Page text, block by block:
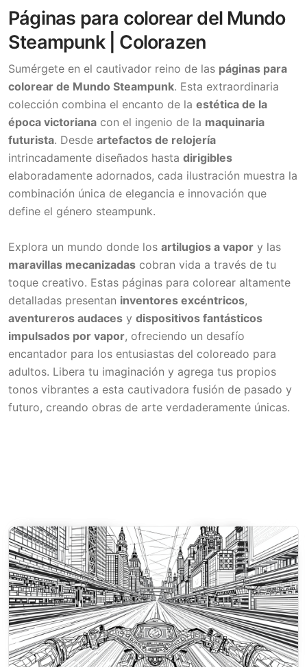
Páginas para colorear del Mundo
Steampunk | Colorazen
Sumérgete en el cautivador reino de las páginas para
colorear de Mundo Steampunk. Esta extraordinaria
colección combina el encanto de la estética de la
época victoriana con el ingenio de la maquinaria
futurista. Desde artefactos de relojería
intrincadamente diseñados hasta dirigibles
elaboradamente adornados, cada ilustración muestra la
combinación única de elegancia e innovación que
define el género steampunk.
Explora un mundo donde los artilugios a vapor y las
maravillas mecanizadas cobran vida a través de tu
toque creativo. Estas páginas para colorear altamente
detalladas presentan inventores excéntricos,
aventureros audaces y dispositivos fantásticos
impulsados por vapor, ofreciendo un desafío
encantador para los entusiastas del coloreado para
adultos. Libera tu imaginación y agrega tus propios
tonos vibrantes a esta cautivadora fusión de pasado y
futuro, creando obras de arte verdaderamente únicas.